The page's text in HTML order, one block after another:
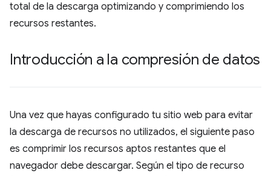
total de la descarga optimizando y comprimiendo los
recursos restantes.
Introducción a la compresión de datos
Una vez que hayas configurado tu sitio web para evitar
la descarga de recursos no utilizados, el siguiente paso
es comprimir los recursos aptos restantes que el
navegador debe descargar. Según el tipo de recurso